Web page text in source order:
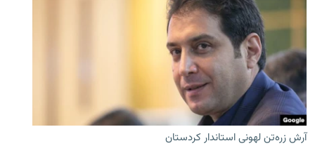
آرش زره‌تن لهونی استاندار کردستان